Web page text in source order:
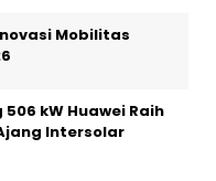
Mobilitas
kW Huawei Raih
Intersolar